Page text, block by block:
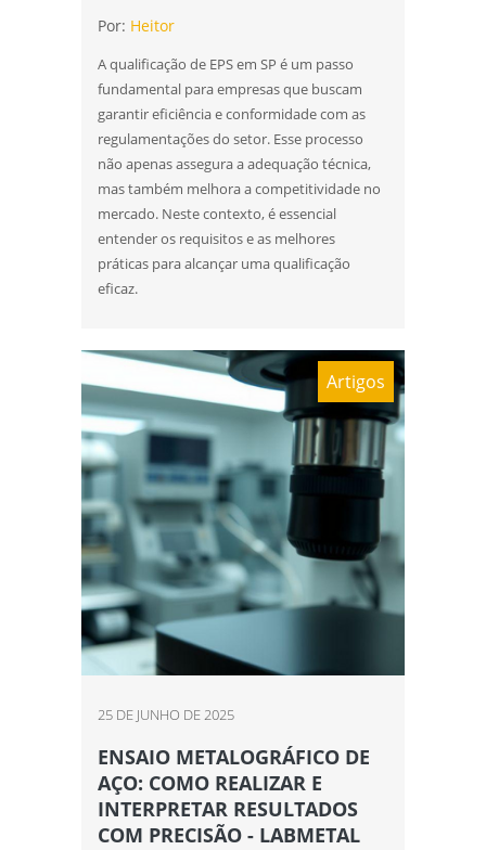
Por: Heitor
A qualificação de EPS em SP é um passo
fundamental para empresas que buscam
garantir eficiência e conformidade com as
regulamentações do setor. Esse processo
não apenas assegura a adequação técnica,
mas também melhora a competitividade no
mercado. Neste contexto, é essencial
entender os requisitos e as melhores
práticas para alcançar uma qualificação
eficaz.
Artigos
25 DE JUNHO DE 2025
ENSAIO METALOGRÁFICO DE
AÇO: COMO REALIZAR E
INTERPRETAR RESULTADOS
COM PRECISÃO - LABMETAL